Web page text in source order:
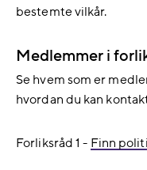
bestemte vilkår.
Medlemmer i
Se hvem som er
hvordan du kan
Forliksråd 1 - Finn